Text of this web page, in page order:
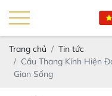
Trang chủ
Tin tức
Cầu Thang Kính Hiện
Gian Sống